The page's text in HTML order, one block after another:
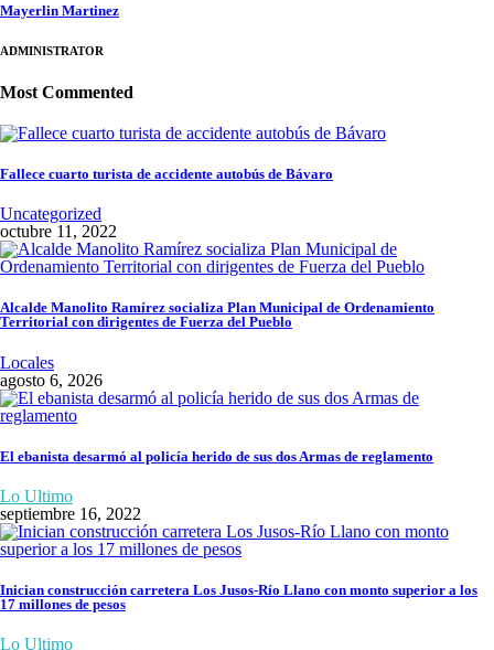
Mayerlin Martinez
ADMINISTRATOR
Most Commented
Fallece cuarto turista de accidente autobús de Bávaro
Uncategorized
octubre 11, 2022
Alcalde Manolito Ramírez socializa Plan Municipal de Ordenamiento
Territorial con dirigentes de Fuerza del Pueblo
Locales
agosto 6, 2026
El ebanista desarmó al policía herido de sus dos Armas de reglamento
Lo Ultimo
septiembre 16, 2022
Inician construcción carretera Los Jusos-Río Llano con monto superior a los
17 millones de pesos
Lo Ultimo